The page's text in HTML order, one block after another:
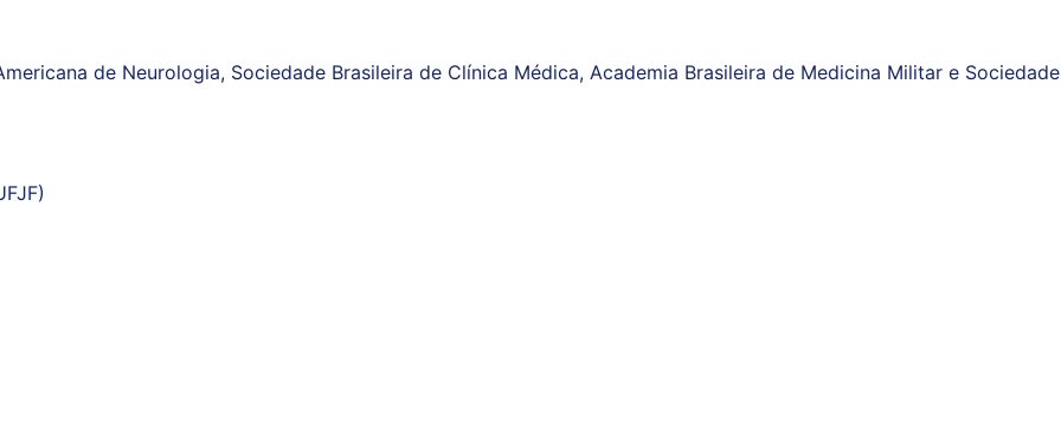
de Neurologia, Sociedade Brasileira de Clínica Médica, Academia Brasileira de Medicina Militar e Sociedade